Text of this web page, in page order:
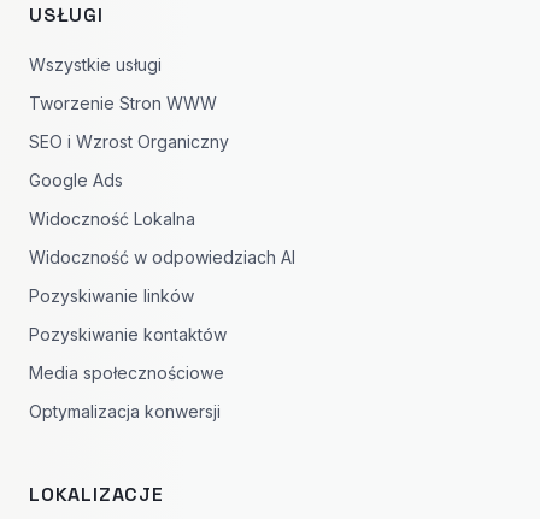
USŁUGI
Wszystkie usługi
Tworzenie Stron WWW
SEO i Wzrost Organiczny
Google Ads
Widoczność Lokalna
Widoczność w odpowiedziach AI
Pozyskiwanie linków
Pozyskiwanie kontaktów
Media społecznościowe
Optymalizacja konwersji
LOKALIZACJE